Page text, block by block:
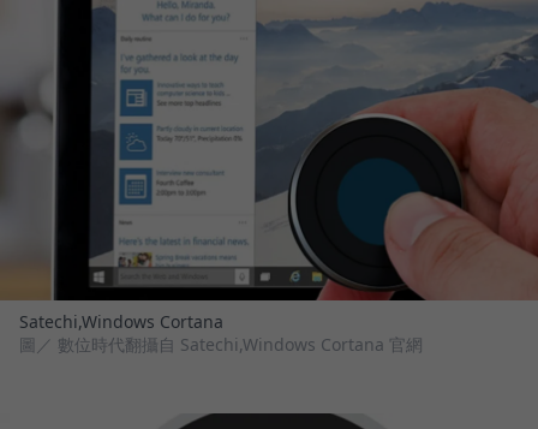
Satechi,Windows Cortana
圖／ 數位時代翻攝自 Satechi,Windows Cortana 官網